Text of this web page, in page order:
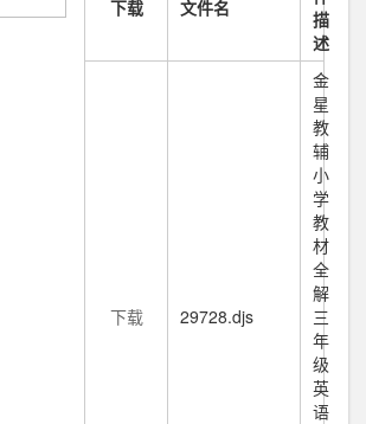
下载 文件名
描
述
下载 29728.djs
金
星
教
辅
小
学
教
材
全
解
三
年
级
英
语